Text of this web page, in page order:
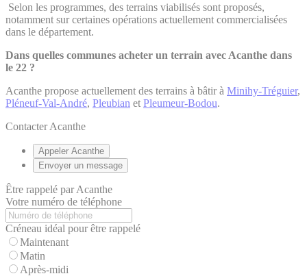
Selon les programmes, des terrains viabilisés sont proposés,
notamment sur certaines opérations actuellement commercialisées
dans le département.
Dans quelles communes acheter un terrain avec Acanthe dans
le 22 ?
Acanthe propose actuellement des terrains à bâtir à Minihy-Tréguier,
Pléneuf-Val-André, Pleubian et Pleumeur-Bodou.
Contacter Acanthe
Appeler Acanthe
Envoyer un message
Être rappelé par Acanthe
Votre numéro de téléphone
Créneau idéal pour être rappelé
Maintenant
Matin
Après-midi